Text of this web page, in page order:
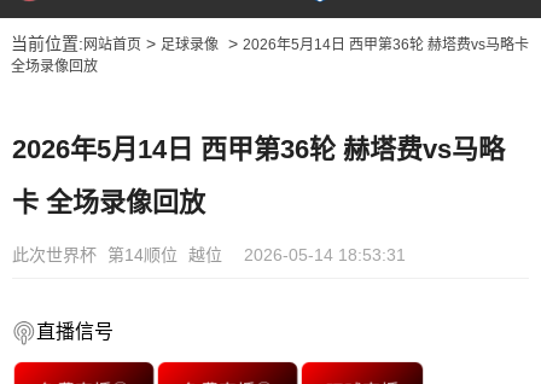
当前位置: 网站首页> 足球录像 > 2026年5月14日 西甲第36轮 赫塔费vs马略卡
全场录像回放
2026年5月14日 西甲第36轮 赫塔费vs马略
卡 全场录像回放
此次世界杯 第14顺位 越位 2026-05-14 18:53:31
直播信号